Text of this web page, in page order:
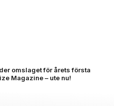
omslaget för årets första
Magazine – ute nu!